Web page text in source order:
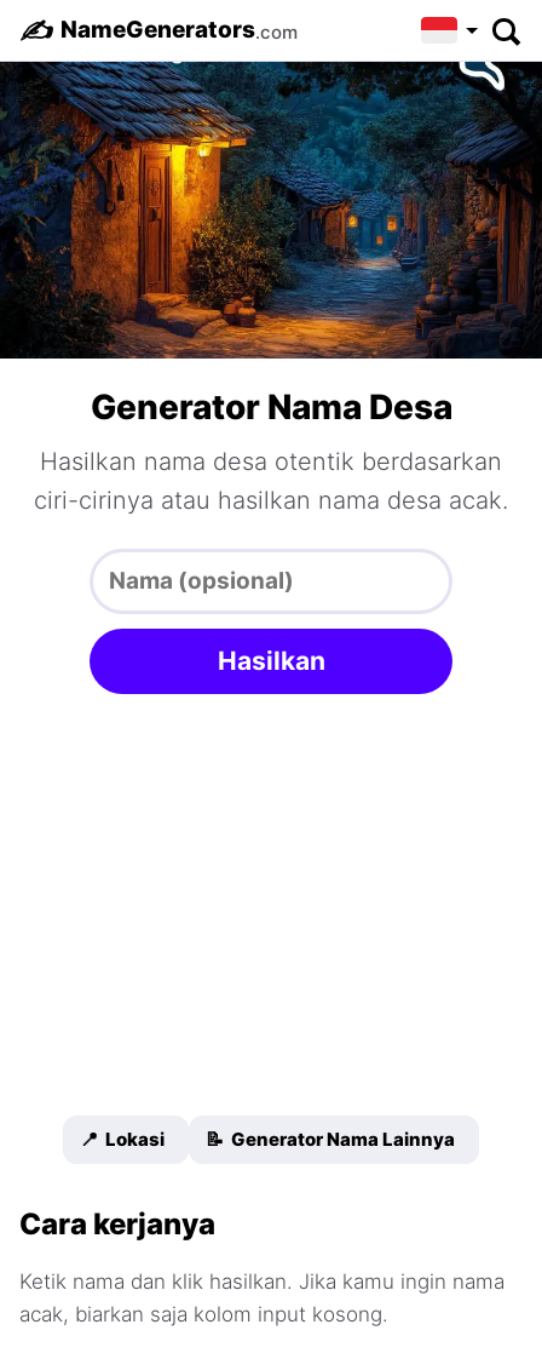
✍️ NameGenerators.com
Generator Nama Desa
Hasilkan nama desa otentik berdasarkan
ciri-cirinya atau hasilkan nama desa acak.
Hasilkan
📍 Lokasi 📝 Generator Nama Lainnya
Cara kerjanya
Ketik nama dan klik hasilkan. Jika kamu ingin nama
acak, biarkan saja kolom input kosong.